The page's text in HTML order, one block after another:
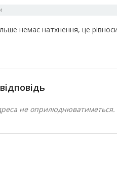
немає натхнення, це
не оприлюднюватиметься.